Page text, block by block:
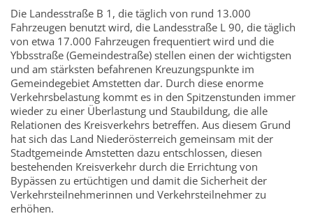
Die Landesstraße B 1, die täglich von rund 13.000
Fahrzeugen benutzt wird, die Landesstraße L 90, die täglich
von etwa 17.000 Fahrzeugen frequentiert wird und die
Ybbsstraße (Gemeindestraße) stellen einen der wichtigsten
und am stärksten befahrenen Kreuzungspunkte im
Gemeindegebiet Amstetten dar. Durch diese enorme
Verkehrsbelastung kommt es in den Spitzenstunden immer
wieder zu einer Überlastung und Staubildung, die alle
Relationen des Kreisverkehrs betreffen. Aus diesem Grund
hat sich das Land Niederösterreich gemeinsam mit der
Stadtgemeinde Amstetten dazu entschlossen, diesen
bestehenden Kreisverkehr durch die Errichtung von
Bypässen zu ertüchtigen und damit die Sicherheit der
Verkehrsteilnehmerinnen und Verkehrsteilnehmer zu
erhöhen.